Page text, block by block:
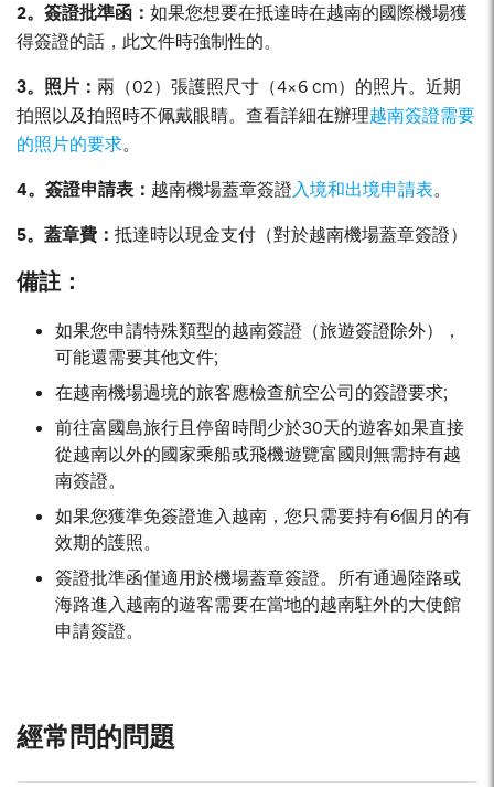
2。簽證批準函： 如果您想要在抵達時在越南的國際機場獲
得簽證的話，此文件時強制性的。
3。照片： 兩（02）張護照尺寸（4×6 cm）的照片。近期
拍照以及拍照時不佩戴眼睛。查看詳細在辦理越南簽證需要
的照片的要求。
4。簽證申請表： 越南機場蓋章簽證入境和出境申請表。
5。蓋章費： 抵達時以現金支付（對於越南機場蓋章簽證）
備註：
如果您申請特殊類型的越南簽證（旅遊簽證除外），
可能還需要其他文件;
在越南機場過境的旅客應檢查航空公司的簽證要求;
前往富國島旅行且停留時間少於30天的遊客如果直接
從越南以外的國家乘船或飛機遊覽富國則無需持有越
南簽證。
如果您獲準免簽證進入越南，您只需要持有6個月的有
效期的護照。
簽證批準函僅適用於機場蓋章簽證。所有通過陸路或
海路進入越南的遊客需要在當地的越南駐外的大使館
申請簽證。
經常問的問題